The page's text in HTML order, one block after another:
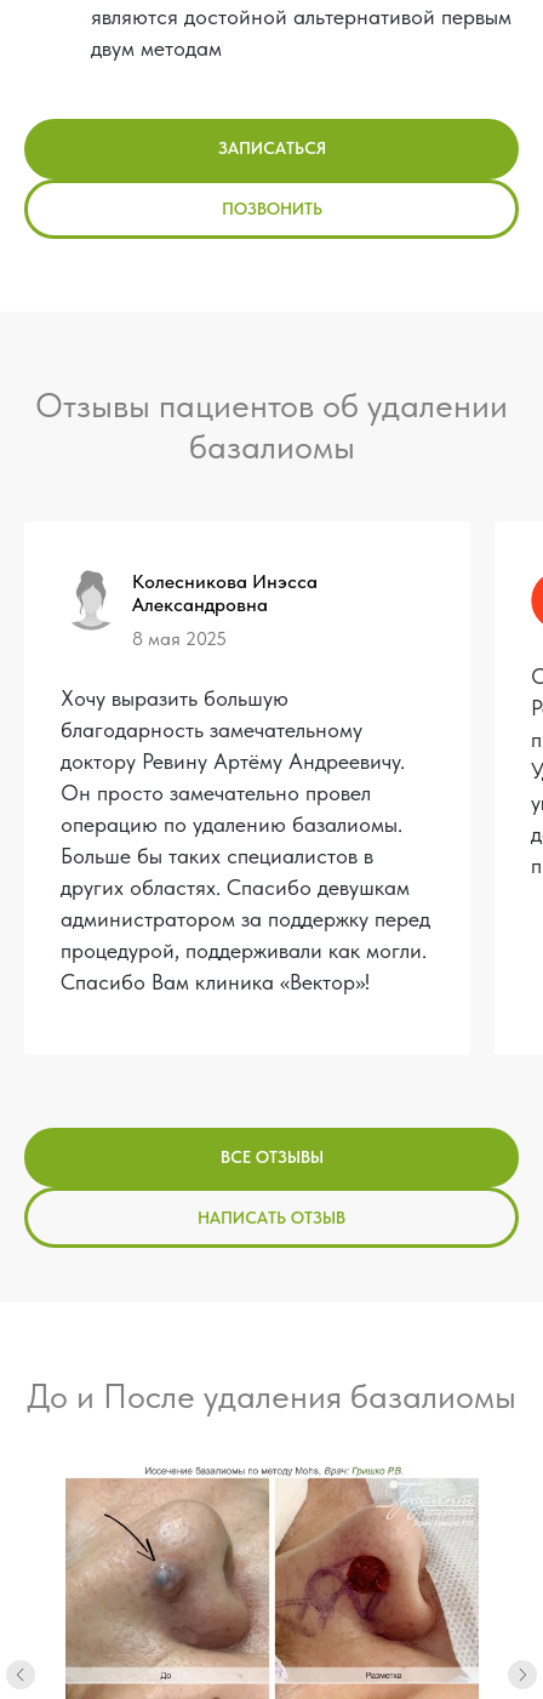
являются достойной альтернативой первым
двум методам
ЗАПИСАТЬСЯ
ПОЗВОНИТЬ
Отзывы пациентов об удалении
базалиомы
Колесникова Инэсса
Александровна
8 мая 2025
Хочу выразить большую
благодарность замечательному
доктору Ревину Артёму Андреевичу.
Он просто замечательно провел
операцию по удалению базалиомы.
Больше бы таких специалистов в
других областях. Спасибо девушкам
администратором за поддержку перед
процедурой, поддерживали как могли.
Спасибо Вам клиника «Вектор»!
ВСЕ ОТЗЫВЫ
НАПИСАТЬ ОТЗЫВ
До и После удаления базалиомы